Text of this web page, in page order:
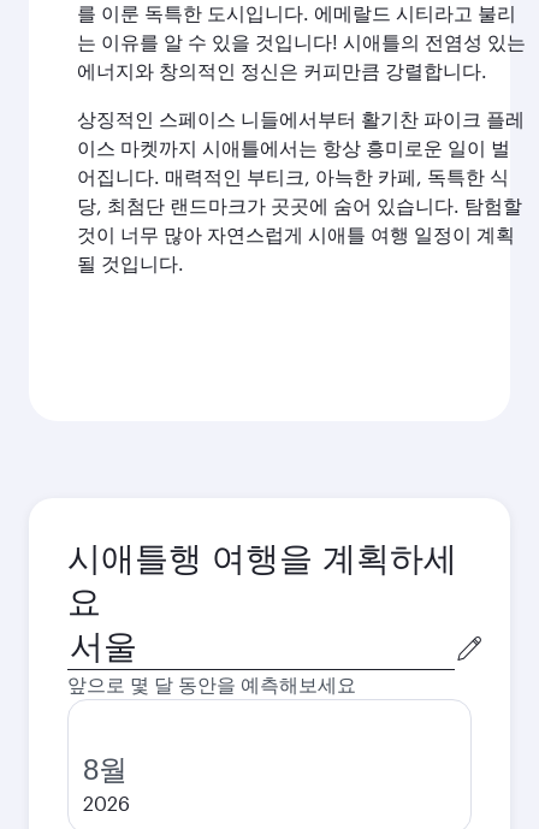
를 이룬 독특한 도시입니다. 에메랄드 시티라고 불리
는 이유를 알 수 있을 것입니다! 시애틀의 전염성 있는
에너지와 창의적인 정신은 커피만큼 강렬합니다.
상징적인 스페이스 니들에서부터 활기찬 파이크 플레
이스 마켓까지 시애틀에서는 항상 흥미로운 일이 벌
어집니다. 매력적인 부티크, 아늑한 카페, 독특한 식
당, 최첨단 랜드마크가 곳곳에 숨어 있습니다. 탐험할
것이 너무 많아 자연스럽게 시애틀 여행 일정이 계획
될 것입니다.
시애틀행 여행을 계획하세
요
출
발
도
시
앞으로 몇 달 동안을 예측해보세요
8월
2026